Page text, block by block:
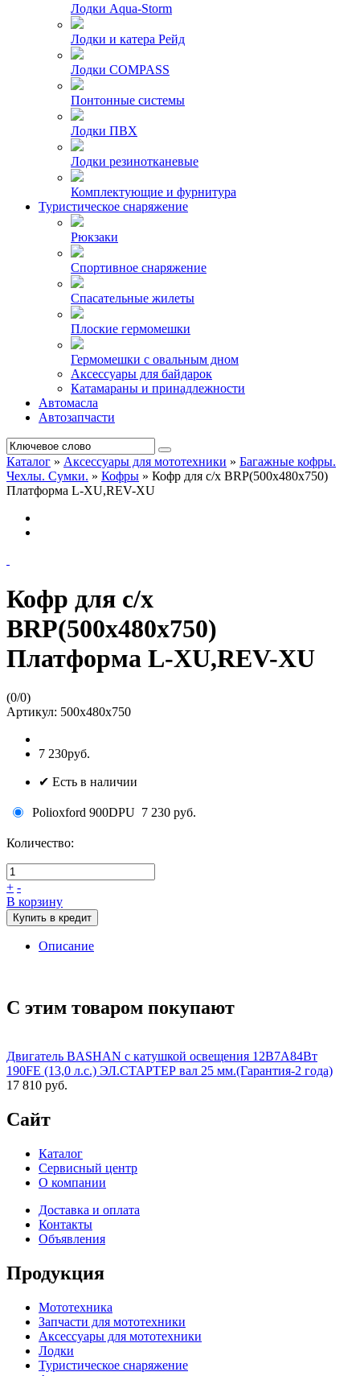
Лодки Aqua-Storm
Лодки и катера Рейд
Лодки COMPASS
Понтонные системы
Лодки ПВХ
Лодки резинотканевые
Комплектующие и фурнитура
Туристическое снаряжение
Рюкзаки
Спортивное снаряжение
Спасательные жилеты
Плоские гермомешки
Гермомешки с овальным дном
Аксессуары для байдарок
Катамараны и принадлежности
Автомасла
Автозапчасти
Каталог » Аксессуары для мототехники » Багажные кофры.
Чехлы. Сумки. » Кофры » Кофр для с/х BRP(500х480х750)
Платформа L-XU,REV-XU
Кофр для с/х
BRP(500х480х750)
Платформа L-XU,REV-XU
(0/0)
Артикул: 500х480х750
7 230руб.
✔ Есть в наличии
Polioxford 900DPU 7 230 руб.
Количество:
+ -
В корзину
Купить в кредит
Описание
С этим товаром покупают
Двигатель BASHAN с катушкой освещения 12В7А84Вт
190FE (13,0 л.с.) ЭЛ.СТАРТЕР вал 25 мм.(Гарантия-2 года)
17 810 руб.
Сайт
Каталог
Сервисный центр
О компании
Доставка и оплата
Контакты
Объявления
Продукция
Мототехника
Запчасти для мототехники
Аксессуары для мототехники
Лодки
Туристическое снаряжение